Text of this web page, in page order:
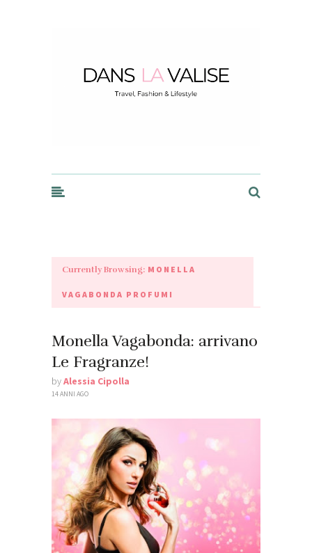
Currently Browsing: MONELLA
VAGABONDA PROFUMI
Monella Vagabonda: arrivano
Le Fragranze!
byAlessia Cipolla
14 ANNI AGO